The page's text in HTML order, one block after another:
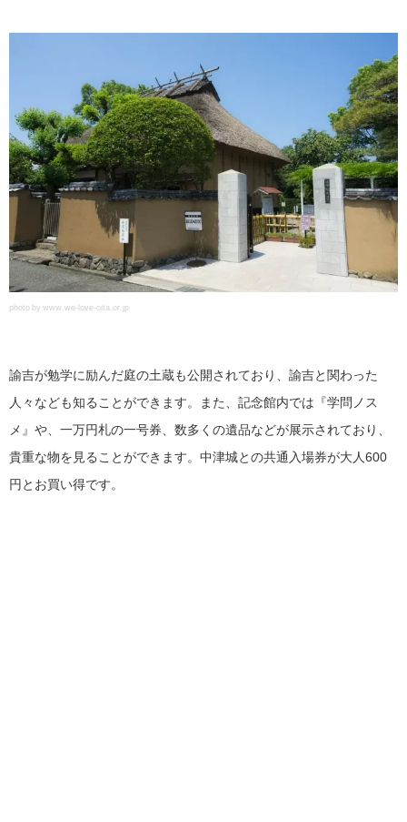
photo by www.we-love-oita.or.jp
諭吉が勉学に励んだ庭の土蔵も公開されており、諭吉と関わった
人々なども知ることができます。また、記念館内では『学問ノスゝ
メ』や、一万円札の一号券、数多くの遺品などが展示されており、
貴重な物を見ることができます。中津城との共通入場券が大人600
円とお買い得です。